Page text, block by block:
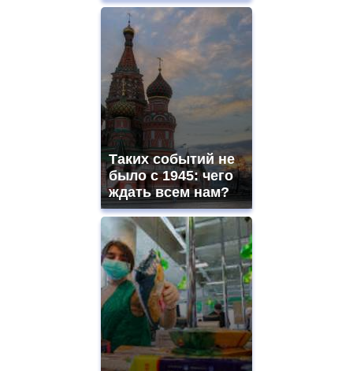
Таких событий не
было с 1945: чего
ждать всем нам?